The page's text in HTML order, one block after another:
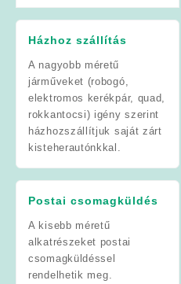
Házhoz szállítás
A nagyobb méretű
járműveket (robogó,
elektromos kerékpár, quad,
rokkantocsi) igény szerint
házhozszállítjuk saját zárt
kisteherautónkkal.
Postai csomagküldés
A kisebb méretű
alkatrészeket postai
csomagküldéssel
rendelhetik meg.